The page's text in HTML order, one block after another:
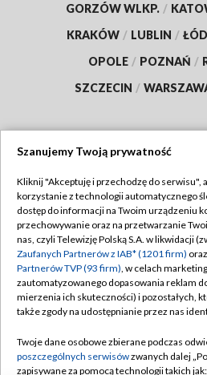
GORZÓW WLKP. /
KRAKÓW / LUBLIN /
OPOLE / POZNAŃ /
SZCZECIN /
TVP
Abonament TVP
Emisja w TVP
Centrum informacji TVP
Naziemna Telewizja Cyfrowa
Rada Programowa
Regulamin
Polityka
Moje
Pomoc
Kontakt
Szanujemy Twoją prywatność
Kliknij "Akceptuję i przechodzę do serwisu",
korzystanie z technologii automatycznego
dostęp do informacji na Twoim urządzeniu
przechowywanie oraz na przetwarzanie
nas, czyli Telewizję Polską S.A. w likwidacji
Zaufanych Partnerów z IAB* (1201 firm)
Partnerów TVP (93 firm), w celach
zautomatyzowanego dopasowania reklam
mierzenia ich skuteczności) i pozostałych,
także zgody na udostępnianie przez nas
Twoje dane osobowe zbierane podczas
poszczególnych serwisówzwanych dalej
zapisywane za pomocą technologii takich